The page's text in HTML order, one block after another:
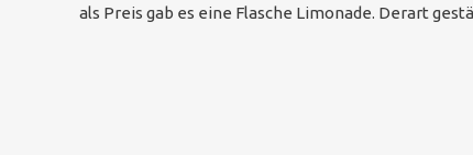
als Preis gab es eine Flasche Limonade. Derart